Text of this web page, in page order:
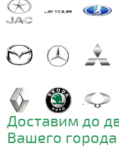
Доставим до
Вашего города